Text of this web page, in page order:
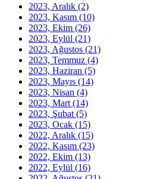
2023, Aralık (2)
2023, Kasım (10)
2023, Ekim (26)
2023, Eylül (21)
2023, Ağustos (21)
2023, Temmuz (4)
2023, Haziran (5)
2023, Mayıs (14)
2023, Nisan (4)
2023, Mart (14)
2023, Şubat (5)
2023, Ocak (15)
2022, Aralık (15)
2022, Kasım (23)
2022, Ekim (13)
2022, Eylül (16)